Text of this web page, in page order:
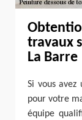
travaux
La Barre
Si vous
pour votre
équipe